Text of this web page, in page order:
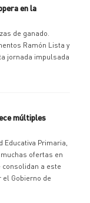
en la
de ganado.
Ramón Lista y
jornada impulsada
múltiples
Educativa Primaria,
ofertas en
a este
Gobierno de